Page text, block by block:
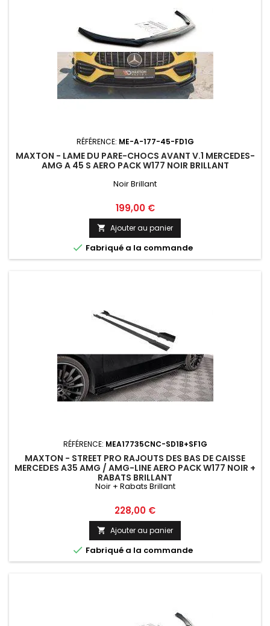
RÉFÉRENCE: ME-A-177-45-FD1G
MAXTON - LAME DU PARE-CHOCS AVANT V.1 MERCEDES-
AMG A 45 S AERO PACK W177 NOIR BRILLANT
Noir Brillant
Prix
199,00 €
 Ajouter au panier
 Fabriqué a la commande
RÉFÉRENCE: MEA17735CNC-SD1B+SF1G
MAXTON - STREET PRO RAJOUTS DES BAS DE CAISSE
MERCEDES A35 AMG / AMG-LINE AERO PACK W177 NOIR +
RABATS BRILLANT
Noir + Rabats Brillant
Prix
228,00 €
 Ajouter au panier
 Fabriqué a la commande